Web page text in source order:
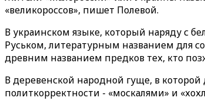
«великороссов», пишет Полевой.
В украинском языке, который наряду с
Руськом, литературным названием для
древним названием предков тех, кто
В деревенской народной гуще, в
политкорректности - «москалями» и